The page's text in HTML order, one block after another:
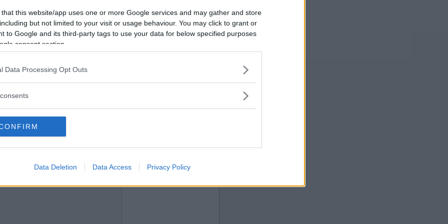
that this website/app uses one or more Google services and may gather and store
but not limited to your visit or usage behaviour. You may click to grant or
to Google and its third-party tags to use your data for below specified purposes
consent section.
Data Processing Opt Outs
Data Deletion Data Access Privacy Policy
att vara singel?
2017-11-24 00:12
Vill du bli
medlem?